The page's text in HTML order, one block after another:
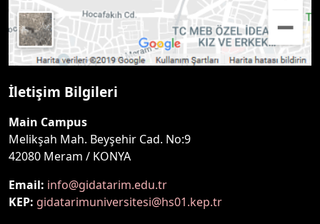
İletişim Bilgileri
Main Campus
Melikşah Mah. Beyşehir Cad. No:9
42080 Meram / KONYA
Email: info@gidatarim.edu.tr
KEP: gidatarimuniversitesi@hs01.kep.tr